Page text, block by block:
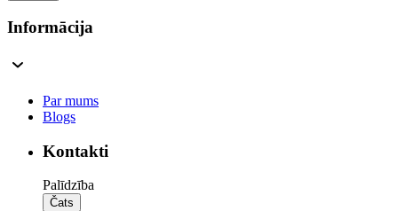
Informācija
Par mums
Blogs
Kontakti
Palīdzība
Čats